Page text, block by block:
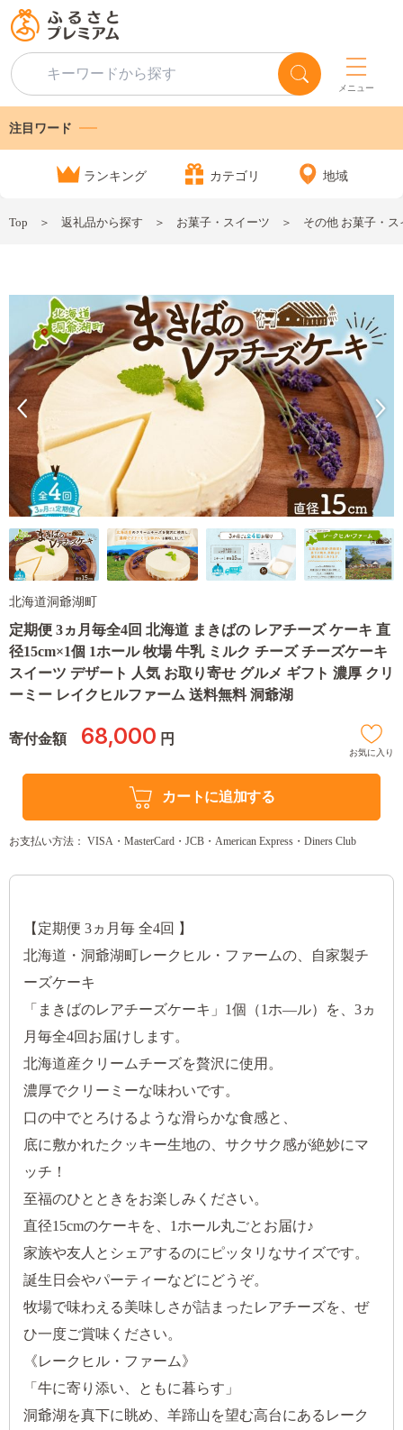
メニュー
注目ワード
ランキング カテゴリ 地域
Top 返礼品から探す お菓子・スイーツ その他 お菓子・ス
北海道洞爺湖町
定期便 3ヵ月毎全4回 北海道 まきばの レアチーズ ケーキ 直
径15cm×1個 1ホール 牧場 牛乳 ミルク チーズ チーズケーキ
スイーツ デザート 人気 お取り寄せ グルメ ギフト 濃厚 クリ
ーミー レイクヒルファーム 送料無料 洞爺湖
寄付金額 68,000 円
お気に入り
カートに追加する
お支払い方法： VISA・MasterCard・JCB・American Express・Diners Club
【定期便 3ヵ月毎 全4回 】
北海道・洞爺湖町レークヒル・ファームの、自家製チ
ーズケーキ
「まきばのレアチーズケーキ」1個（1ホ—ル）を、3ヵ
月毎全4回お届けします。
北海道産クリームチーズを贅沢に使用。
濃厚でクリーミーな味わいです。
口の中でとろけるような滑らかな食感と、
底に敷かれたクッキー生地の、サクサク感が絶妙にマ
ッチ！
至福のひとときをお楽しみください。
直径15cmのケーキを、1ホール丸ごとお届け♪
家族や友人とシェアするのにピッタリなサイズです。
誕生日会やパーティーなどにどうぞ。
牧場で味わえる美味しさが詰まったレアチーズを、ぜ
ひ一度ご賞味ください。
《レークヒル・ファーム》
「牛に寄り添い、ともに暮らす」
洞爺湖を真下に眺め、羊蹄山を望む高台にあるレーク